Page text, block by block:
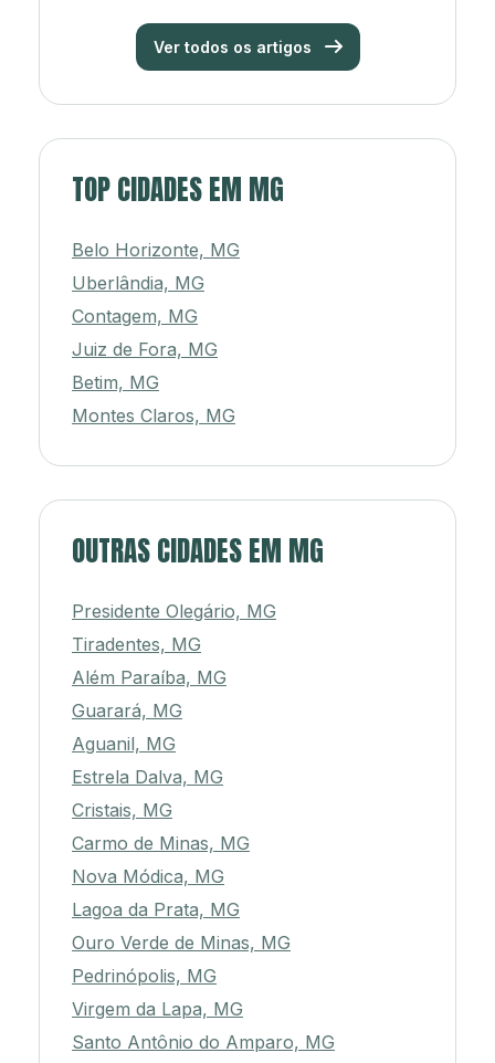
Ver todos os artigos
TOP CIDADES EM MG
Belo Horizonte, MG
Uberlândia, MG
Contagem, MG
Juiz de Fora, MG
Betim, MG
Montes Claros, MG
OUTRAS CIDADES EM MG
Presidente Olegário, MG
Tiradentes, MG
Além Paraíba, MG
Guarará, MG
Aguanil, MG
Estrela Dalva, MG
Cristais, MG
Carmo de Minas, MG
Nova Módica, MG
Lagoa da Prata, MG
Ouro Verde de Minas, MG
Pedrinópolis, MG
Virgem da Lapa, MG
Santo Antônio do Amparo, MG